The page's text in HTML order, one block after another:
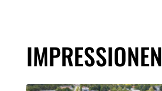
IMPRESSIONEN